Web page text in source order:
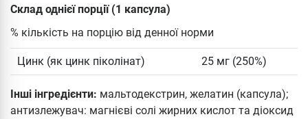
Склад однієї порції (1 капсула)
% кількість на порцію від денної норми
Цинк (як цинк піколінат) 25 мг (250%)
Інші інгредієнти: мальтодекстрин, желатин (капсула);
антизлежувач: магнієві солі жирних кислот та діоксид